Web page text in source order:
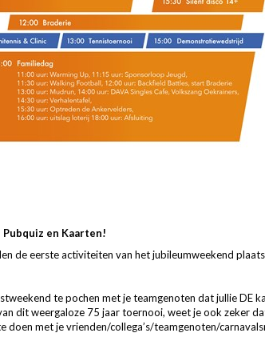
en Kaarten!
de eerste activiteiten van het jubileumweekend
te pochen met je teamgenoten dat jullie DE
dit weergaloze 75 jaar toernooi, weet je ook zeker
doen met je vrienden/collega’s/teamgenoten/